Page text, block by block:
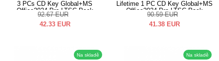
3 PCs CD Key Global+MS
Office2024 Pro LTSC Pack
92.67 EUR
42.33 EUR
Lifetime 1 PC CD Key Global+MS
Office2024 Pro LTSC Pack
90.59 EUR
41.38 EUR
Na skladě Na skladě